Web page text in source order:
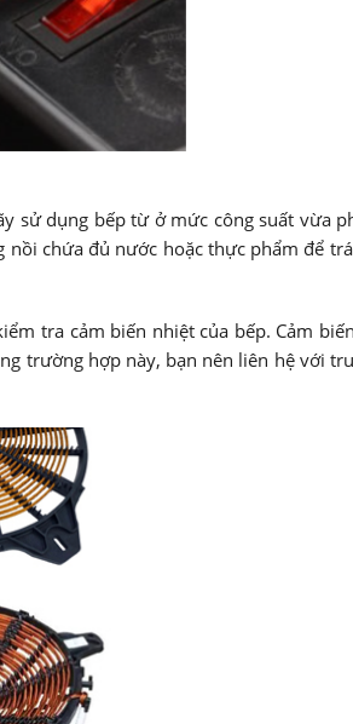
sử dụng bếp từ ở mức công suất vừa
chứa đủ nước hoặc thực phẩm để
tra cảm biến nhiệt của bếp. Cảm
trường hợp này, bạn nên liên hệ với